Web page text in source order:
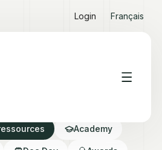
Login Français
Hub
Academy